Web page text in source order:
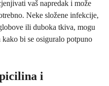
vaš napredak i može
Neke složene infekcije,
ili duboka tkiva, mogu
bi se osiguralo potpuno
i